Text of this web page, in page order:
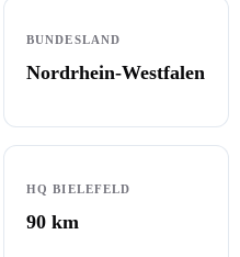
BUNDESLAND
Nordrhein-Westfalen
HQ BIELEFELD
90 km